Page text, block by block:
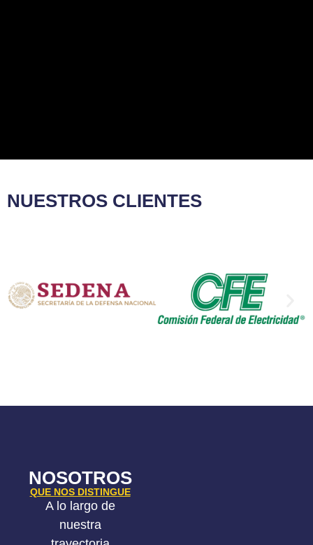
NUESTROS CLIENTES​
NOSOTROS
QUE NOS DISTINGUE
A lo largo de
nuestra